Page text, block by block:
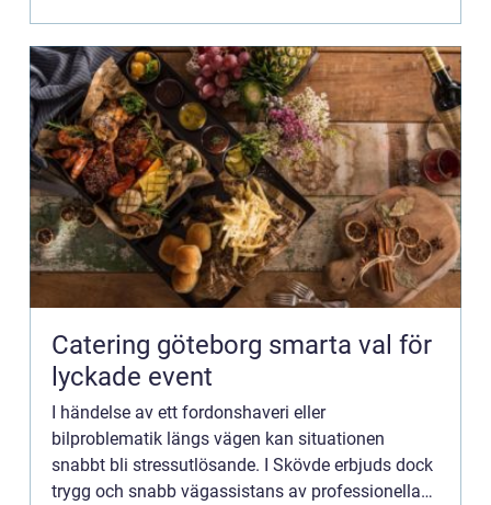
Catering göteborg smarta val för
lyckade event
I händelse av ett fordonshaveri eller
bilproblematik längs vägen kan situationen
snabbt bli stressutlösande. I Skövde erbjuds dock
trygg och snabb vägassistans av professionella